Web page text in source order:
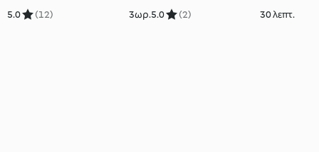
5.0 (12) 3ωρ.5.0 (2) 30 λεπτ.